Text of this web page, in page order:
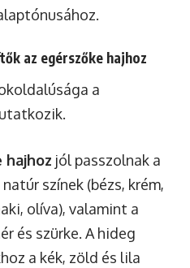
az egérszőke hajhoz
a
hajhoz jól passzolnak a
színek (bézs, krém,
olíva), valamint a
és szürke. A hideg
a kék, zöld és lila